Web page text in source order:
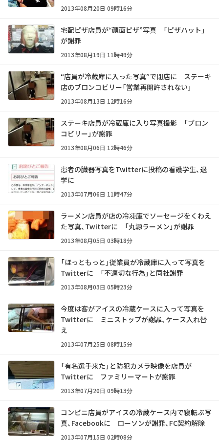
2013年08月20日 09時16分
宅配ピザ店員が“顔面ピザ”写真 「ピザハット」
が謝罪
2013年08月19日 11時49分
“店員が冷蔵庫に入った写真”で閉店に ステーキ
店のブロンコビリー「営業再開許されない」
2013年08月13日 12時16分
ステーキ店員が冷蔵庫に入り写真撮影 「ブロン
コビリー」が謝罪
2013年08月06日 12時46分
患者の臓器写真をTwitterに投稿の看護学生、退
学に
2013年07月06日 11時47分
ラーメン店員が店の冷凍庫でソーセージをくわえ
た写真、Twitterに 「丸源ラーメン」が謝罪
2013年08月05日 03時18分
「ほっともっと」従業員が冷蔵庫に入って写真を
Twitterに 「不適切な行為」と同社謝罪
2013年08月03日 05時23分
今度は客がアイスの冷蔵ケースに入って写真を
Twitterに ミニストップが謝罪、ケース入れ替
え
2013年07月25日 08時15分
「有名選手来た」と防犯カメラ映像を店員が
Twitterに ファミリーマートが謝罪
2013年07月20日 09時13分
コンビニ店員がアイスの冷蔵ケース内で寝転ぶ写
真、Facebookに ローソンが謝罪、FC契約解除
2013年07月15日 02時08分